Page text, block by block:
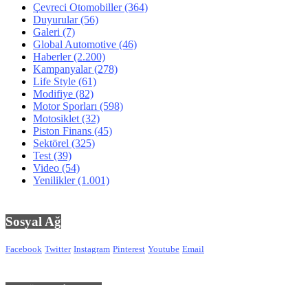
Çevreci Otomobiller(364)
Duyurular(56)
Galeri (7)
Global Automotive (46)
Haberler(2.200)
Kampanyalar(278)
Life Style (61)
Modifiye (82)
Motor Sporları (598)
Motosiklet (32)
Piston Finans (45)
Sektörel (325)
Test (39)
Video (54)
Yenilikler(1.001)
Sosyal Ağ
Facebook Twitter Instagram Pinterest Youtube Email